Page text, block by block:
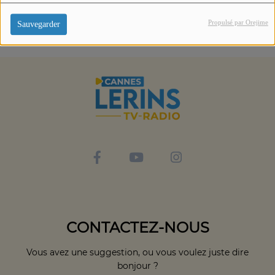
Sauvegarder Propulsé par Orejime
CONTACTEZ-NOUS
Vous avez une suggestion, ou vous voulez juste dire
bonjour ?